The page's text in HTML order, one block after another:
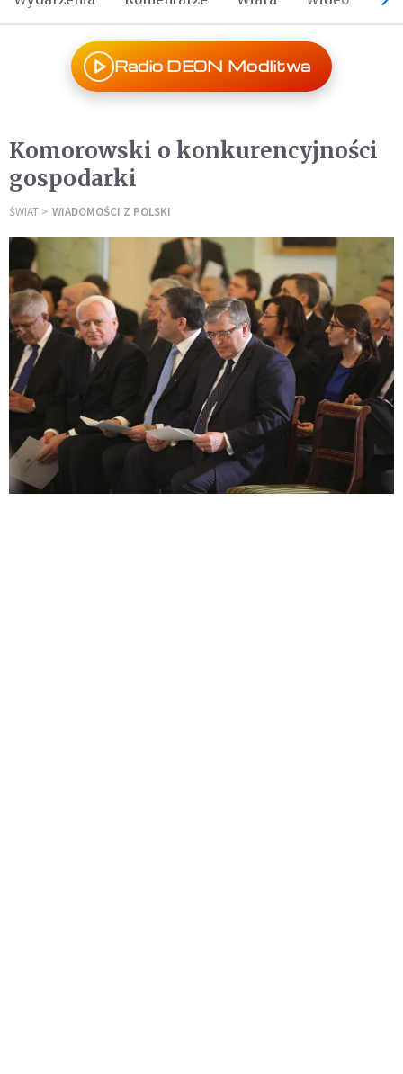
Radio DEON Modlitwa
Komorowski o konkurencyjności
gospodarki
ŚWIAT WIADOMOŚCI Z POLSKI